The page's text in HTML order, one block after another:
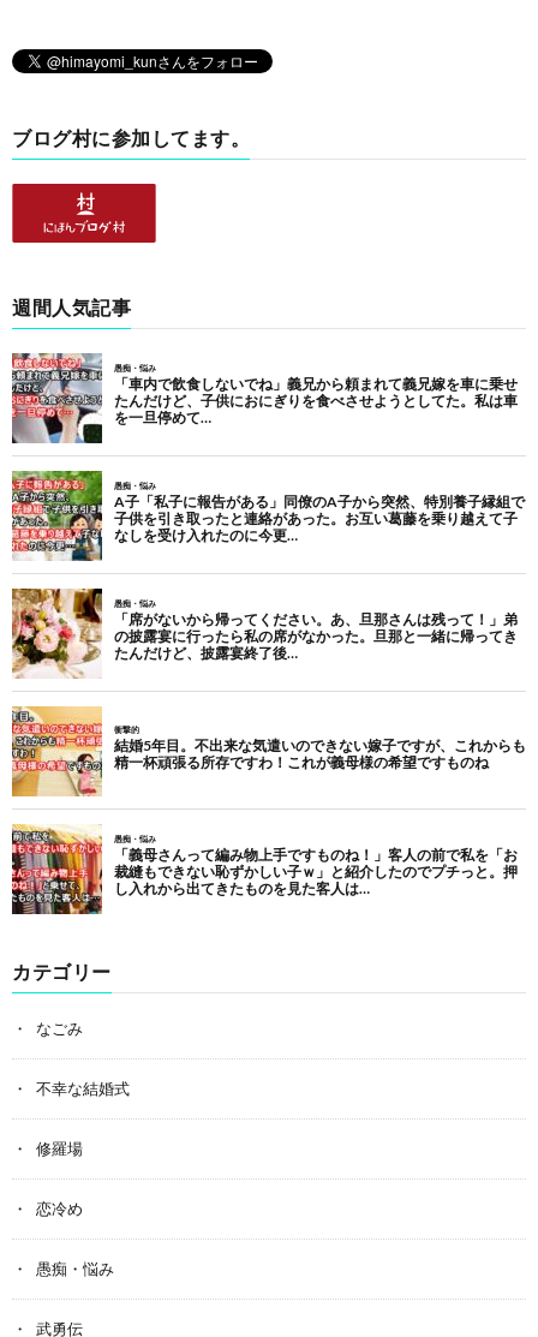
ブログ村に参加してます。
週間人気記事
カテゴリー
なごみ
不幸な結婚式
修羅場
恋冷め
愚痴・悩み
武勇伝